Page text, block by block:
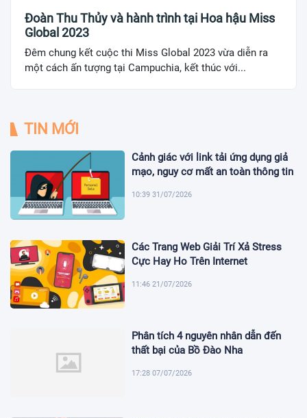
Đoàn Thu Thủy và hành trình tại Hoa hậu Miss
Global 2023
Đêm chung kết cuộc thi Miss Global 2023 vừa diễn ra
một cách ấn tượng tại Campuchia, kết thúc với...
TIN MỚI
Cảnh giác với link tải ứng dụng giả
mạo, nguy cơ mất an toàn thông tin
10:39 31/07/2026
Các Trang Web Giải Trí Xả Stress
Cực Hay Ho Trên Internet
11:46 21/07/2026
Phân tích 4 nguyên nhân dẫn đến
thất bại của Bồ Đào Nha
17:28 07/07/2026